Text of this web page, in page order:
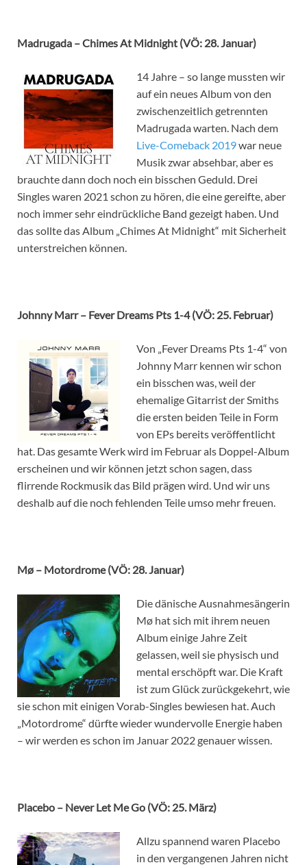
Madrugada – Chimes At Midnight (VÖ: 28. Januar)
14 Jahre – so lange mussten wir
auf ein neues Album von den
zwischenzeitlich getrennten
Madrugada warten. Nach dem
Live-Comeback 2019war neue
Musik zwar absehbar, aber es
brauchte dann doch noch ein bisschen Geduld. Drei
Singles waren 2021 schon zu hören, die eine gereifte, aber
noch immer sehr eindrückliche Band gezeigt haben. Und
das sollte das Album „Chimes At Midnight“ mit Sicherheit
unterstreichen können.
Johnny Marr – Fever Dreams Pts 1-4 (VÖ: 25. Februar)
Von „Fever Dreams Pts 1-4“ von
Johnny Marr kennen wir schon
ein bisschen was, weil der
ehemalige Gitarrist der Smiths
die ersten beiden Teile in Form
von EPs bereits veröffentlicht
hat. Das gesamte Werk wird im Februar als Doppel-Album
erscheinen und wir können jetzt schon sagen, dass
flirrende Rockmusik das Bild prägen wird. Und wir uns
deshalb auf die noch fehlenden Teile umso mehr freuen.
Mø – Motordrome (VÖ: 28. Januar)
Die dänische Ausnahmesängerin
Mø hat sich mit ihrem neuen
Album einige Jahre Zeit
gelassen, weil sie physisch und
mental erschöpft war. Die Kraft
ist zum Glück zurückgekehrt, wie
sie schon mit einigen Vorab-Singles bewiesen hat. Auch
„Motordrome“ dürfte wieder wundervolle Energie haben
– wir werden es schon im Januar 2022 genauer wissen.
Placebo – Never Let Me Go (VÖ: 25. März)
Allzu spannend waren Placebo
in den vergangenen Jahren nicht